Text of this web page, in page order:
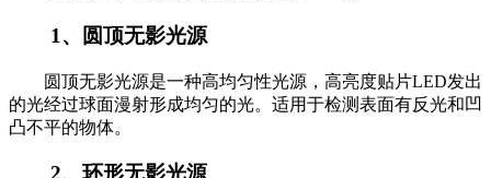
1、圆顶无影光源
圆顶无影光源是一种高均匀性光源，高亮度贴片LED发出
的光经过球面漫射形成均匀的光。适用于检测表面有反光和凹
凸不平的物体。